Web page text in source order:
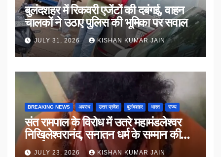
बुलंदशहर में रिकवरी एजेंटों की दबंगई, वाहन
चालकों ने उठाए पुलिस की भूमिका पर सवाल
JULY 31, 2026 KISHAN KUMAR JAIN
BREAKING NEWS अपराध उत्तर प्रदेश बुलंदशहर भारत राज्य
संत रामपाल के विरोध में उतरे महामंडलेश्वर
निखिलेश्वरानंद, सनातन धर्म के सम्मान की
उठाई मांग
JULY 23, 2026 KISHAN KUMAR JAIN